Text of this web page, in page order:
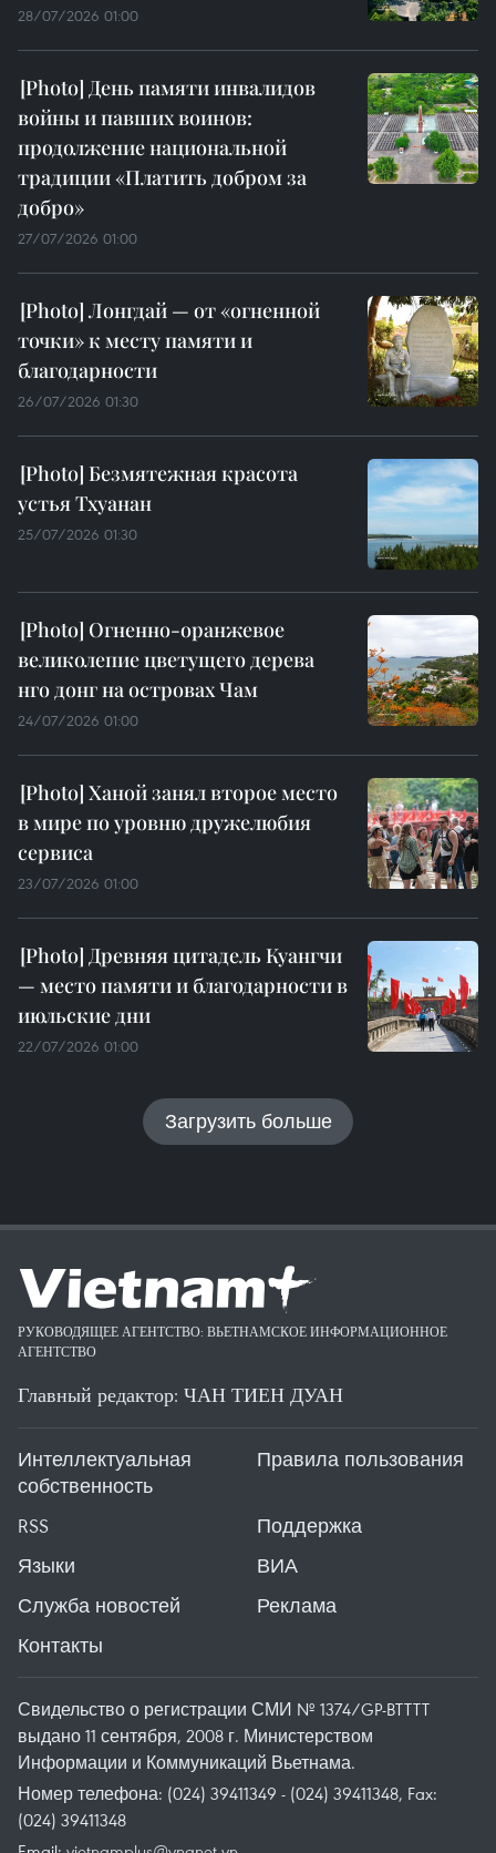
28/07/2026 01:00
День памяти инвалидов
войны и павших воинов:
продолжение национальной
традиции «Платить добром за
добро»
27/07/2026 01:00
Лонгдай — от «огненной
точки» к месту памяти и
благодарности
26/07/2026 01:30
Безмятежная красота
устья Тхуанан
25/07/2026 01:30
Огненно-оранжевое
великолепие цветущего дерева
нго донг на островах Чам
24/07/2026 01:00
Ханой занял второе место
в мире по уровню дружелюбия
сервиса
23/07/2026 01:00
Древняя цитадель Куангчи
— место памяти и благодарности в
июльские дни
22/07/2026 01:00
Загрузить больше
РУКОВОДЯЩЕЕ АГЕНТСТВО: ВЬЕТНАМСКОЕ ИНФОРМАЦИОННОЕ
АГЕНТСТВО
Главный редактор: ЧАН ТИЕН ДУАН
Интеллектуальная
собственность
Правила пользования
RSS
Поддержка
Языки
ВИА
Служба новостей
Реклама
Контакты
Свидельство о регистрации СМИ № 1374/GP-BTTTT
выдано 11 сентября, 2008 г. Министерством
Информации и Коммуникаций Вьетнама.
Номер телефона: (024) 39411349 - (024) 39411348, Fax:
(024) 39411348